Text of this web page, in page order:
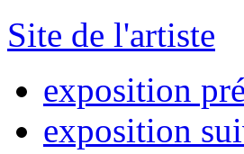
Site de l'artiste
exposition
exposition